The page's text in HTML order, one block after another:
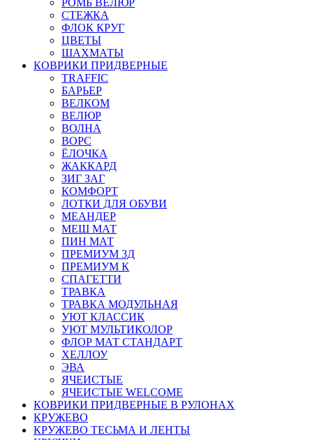
РОМБ ВЕЛЮР
СТЕЖКА
ФЛОК КРУГ
ЦВЕТЫ
ШАХМАТЫ
КОВРИКИ ПРИДВЕРНЫЕ
TRAFFIC
БАРЬЕР
ВЕЛКОМ
ВЕЛЮР
ВОЛНА
ВОРС
ЁЛОЧКА
ЖАККАРД
ЗИГ ЗАГ
КОМФОРТ
ЛОТКИ ДЛЯ ОБУВИ
МЕАНДЕР
МЕШ МАТ
ПИН МАТ
ПРЕМИУМ 3Д
ПРЕМИУМ К
СПАГЕТТИ
ТРАВКА
ТРАВКА МОДУЛЬНАЯ
УЮТ КЛАССИК
УЮТ МУЛЬТИКОЛОР
ФЛОР МАТ СТАНДАРТ
ХЕЛЛОУ
ЭВА
ЯЧЕИСТЫЕ
ЯЧЕИСТЫЕ WELCOME
КОВРИКИ ПРИДВЕРНЫЕ В РУЛОНАХ
КРУЖЕВО
КРУЖЕВО ТЕСЬМА И ЛЕНТЫ